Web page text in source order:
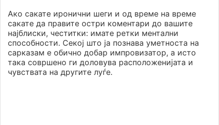
Ако сакате иронични шеги и од време на време
сакате да правите остри коментари до вашите
најблиски, честитки: имате ретки ментални
способности. Секој што ја познава уметноста на
сарказам е обично добар импровизатор, а исто
така совршено ги доловува расположенијата и
чувствата на другите луѓе.